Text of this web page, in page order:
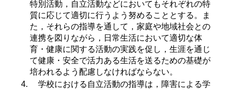
特別活動，自立活動などにおいてもそれぞれの特
質に応じて適切に行うよう努めることとする。ま
た，それらの指導を通して，家庭や地域社会との
連携を図りながら，日常生活において適切な体
育・健康に関する活動の実践を促し，生涯を通じ
て健康・安全で活力ある生活を送るための基礎が
培われるよう配慮しなければならない。
学校における自立活動の指導は，障害による学